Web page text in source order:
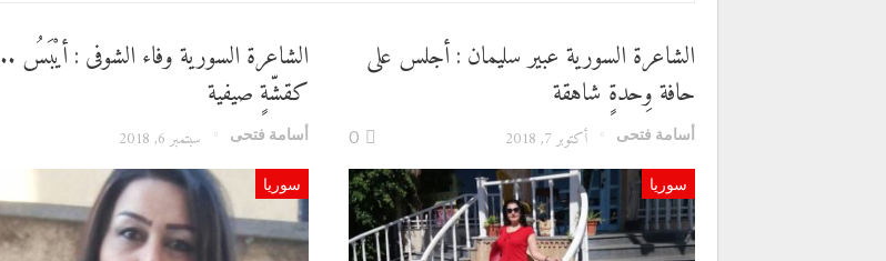
الشاعرة السورية عبير سليمان : أجلس على
حافة وِحدةٍ شاهقة
أسامة فتحى أكتوبر 7, 2018 0
سوريا
الشاعرة السورية وفاء الشوفى : أيْبَسُ ..
كقشّةٍ صيفية
أسامة فتحى سبتمبر 6, 2018
سوريا